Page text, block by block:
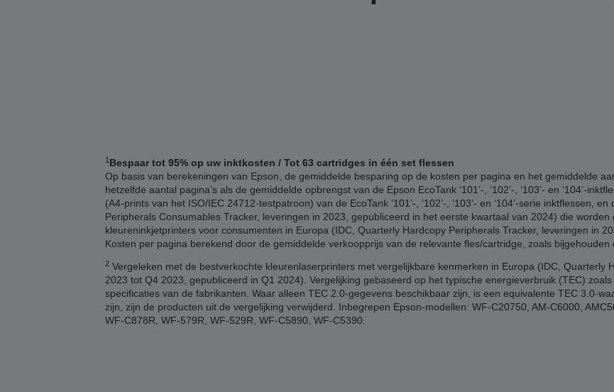
1Bespaar tot 95% op uw inktkosten / Tot 63 cartridges in één set flessen
Op basis van berekeningen van Epson, de gemiddelde besparing op de kosten per pagina en het gemiddelde
hetzelfde aantal pagina’s als de gemiddelde opbrengst van de Epson EcoTank ‘101’-, ‘102’-, ‘103’- en ‘104’-
(A4-prints van het ISO/IEC 24712-testpatroon) van de EcoTank ‘101’-, ‘102’-, ‘103’- en ‘104’-serie inktflessen,
Peripherals Consumables Tracker, leveringen in 2023, gepubliceerd in het eerste kwartaal van 2024) die
kleureninkjetprinters voor consumenten in Europa (IDC, Quarterly Hardcopy Peripherals Tracker, leveringen in
Kosten per pagina berekend door de gemiddelde verkoopprijs van de relevante fles/cartridge, zoals
2Vergeleken met de bestverkochte kleurenlaserprinters met vergelijkbare kenmerken in Europa (IDC, Quarterly
2023 tot Q4 2023, gepubliceerd in Q1 2024). Vergelijking gebaseerd op het typische energieverbruik (TEC)
specificaties van de fabrikanten. Waar alleen TEC 2.0-gegevens beschikbaar zijn, is een equivalente TEC 3.0-
zijn, zijn de producten uit de vergelijking verwijderd. Inbegrepen Epson-modellen: WF-C20750, AM-C6000,
WF-C878R, WF-579R, WF-529R, WF-C5890, WF-C5390.